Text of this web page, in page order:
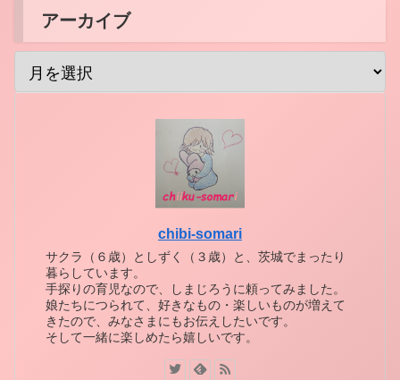
アーカイブ
chibi-somari
サクラ（６歳）としずく（３歳）と、茨城でまったり
暮らしています。
手探りの育児なので、しまじろうに頼ってみました。
娘たちにつられて、好きなもの・楽しいものが増えて
きたので、みなさまにもお伝えしたいです。
そして一緒に楽しめたら嬉しいです。